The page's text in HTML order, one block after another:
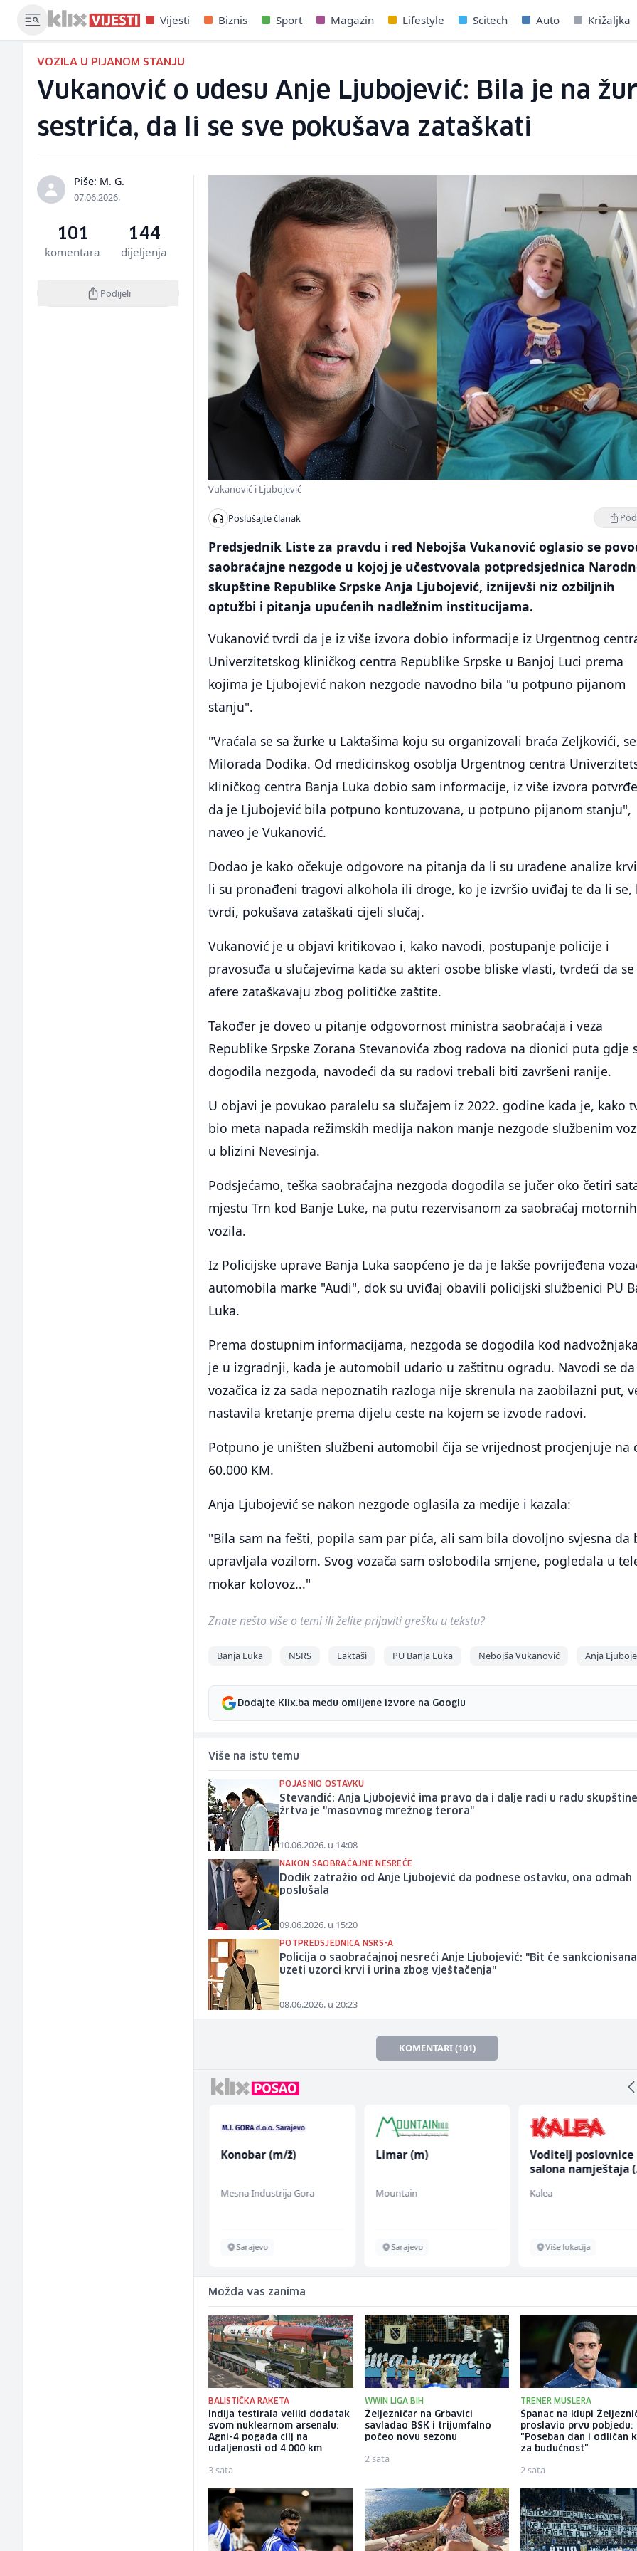
Vijesti Biznis Sport Magazin Lifestyle Scitech Auto Križaljka
VOZILA U PIJANOM STANJU
Vukanović o udesu Anje Ljubojević: Bila je na
sestrića, da li se sve pokušava zataškati
Piše: M. G.
07.06.2026.
101
komentara
144
dijeljenja
Podijeli
Vukanović i Ljubojević
Poslušajte članak
Predsjednik Liste za pravdu i red Nebojša Vukanović oglasio se
saobraćajne nezgode u kojoj je učestvovala potpredsjednica
skupštine Republike Srpske Anja Ljubojević, iznijevši niz ozbiljnih
optužbi i pitanja upućenih nadležnim institucijama.
Vukanović tvrdi da je iz više izvora dobio informacije iz Urgentnog
Univerzitetskog kliničkog centra Republike Srpske u Banjoj Luci prema
kojima je Ljubojević nakon nezgode navodno bila "u potpuno pijanom
stanju".
"Vraćala se sa žurke u Laktašima koju su organizovali braća Zeljkovići,
Milorada Dodika. Od medicinskog osoblja Urgentnog centra
kliničkog centra Banja Luka dobio sam informacije, iz više izvora
da je Ljubojević bila potpuno kontuzovana, u potpuno pijanom stanju",
naveo je Vukanović.
Dodao je kako očekuje odgovore na pitanja da li su urađene analize
li su pronađeni tragovi alkohola ili droge, ko je izvršio uviđaj te da li se,
tvrdi, pokušava zataškati cijeli slučaj.
Vukanović je u objavi kritikovao i, kako navodi, postupanje policije i
pravosuđa u slučajevima kada su akteri osobe bliske vlasti, tvrdeći da se
afere zataškavaju zbog političke zaštite.
Također je doveo u pitanje odgovornost ministra saobraćaja i veza
Republike Srpske Zorana Stevanovića zbog radova na dionici puta gdje
dogodila nezgoda, navodeći da su radovi trebali biti završeni ranije.
U objavi je povukao paralelu sa slučajem iz 2022. godine kada je, kako
bio meta napada režimskih medija nakon manje nezgode službenim
u blizini Nevesinja.
Podsjećamo, teška saobraćajna nezgoda dogodila se jučer oko četiri
mjestu Trn kod Banje Luke, na putu rezervisanom za saobraćaj motornih
vozila.
Iz Policijske uprave Banja Luka saopćeno je da je lakše povrijeđena
automobila marke "Audi", dok su uviđaj obavili policijski službenici PU
Luka.
Prema dostupnim informacijama, nezgoda se dogodila kod
je u izgradnji, kada je automobil udario u zaštitnu ogradu. Navodi se da
vozačica iz za sada nepoznatih razloga nije skrenula na zaobilazni put,
nastavila kretanje prema dijelu ceste na kojem se izvode radovi.
Potpuno je uništen službeni automobil čija se vrijednost procjenjuje na
60.000 KM.
Anja Ljubojević se nakon nezgode oglasila za medije i kazala:
"Bila sam na fešti, popila sam par pića, ali sam bila dovoljno svjesna da
upravljala vozilom. Svog vozača sam oslobodila smjene, pogledala u
mokar kolovoz..."
Znate nešto više o temi ili želite prijaviti grešku u tekstu?
Banja Luka NSRS Laktaši PU Banja Luka Nebojša Vukanović Anja
Dodajte Klix.ba među omiljene izvore na Googlu
Više na istu temu
POJASNIO OSTAVKU
Stevandić: Anja Ljubojević ima pravo da i dalje radi u radu
žrtva je "masovnog mrežnog terora"
10.06.2026. u 14:08
NAKON SAOBRAĆAJNE NESREĆE
Dodik zatražio od Anje Ljubojević da podnese ostavku, ona odmah
poslušala
09.06.2026. u 15:20
POTPREDSJEDNICA NSRS-A
Policija o saobraćajnoj nesreći Anje Ljubojević: "Bit će
uzeti uzorci krvi i urina zbog vještačenja"
08.06.2026. u 20:23
KOMENTARI (101)
Konobar (m/ž)
Mesna Industrija Gora
Sarajevo
Limar (m)
Mountain
Sarajevo
Voditelj poslovnice
salona namještaja
Kalea
Više lokacija
Možda vas zanima
BALISTIČKA RAKETA
Indija testirala veliki dodatak
svom nuklearnom arsenalu:
Agni-4 pogađa cilj na
udaljenosti od 4.000 km
3 sata
WWIN LIGA BIH
Željezničar na Grbavici
savladao BSK i trijumfalno
počeo novu sezonu
2 sata
TRENER MUSLERA
Španac na klupi
proslavio prvu pobjedu:
"Poseban dan i odličan
za budućnost"
2 sata